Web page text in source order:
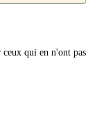
qui en n'ont pas